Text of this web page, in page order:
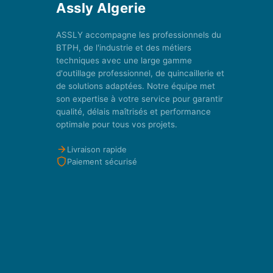
Assly Algerie
ASSLY accompagne les professionnels du
BTPH, de l'industrie et des métiers
techniques avec une large gamme
d'outillage professionnel, de quincaillerie et
de solutions adaptées. Notre équipe met
son expertise à votre service pour garantir
qualité, délais maîtrisés et performance
optimale pour tous vos projets.
Livraison rapide
Paiement sécurisé